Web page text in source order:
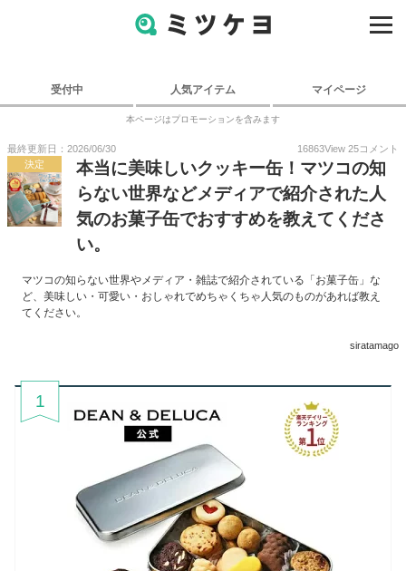
受付中 人気アイテム マイページ
本ページはプロモーションを含みます
最終更新日：2026/06/30 16863View 25コメント
決定
本当に美味しいクッキー缶！マツコの知
らない世界などメディアで紹介された人
気のお菓子缶でおすすめを教えてくださ
い。
マツコの知らない世界やメディア・雑誌で紹介されている「お菓子缶」な
ど、美味しい・可愛い・おしゃれでめちゃくちゃ人気のものがあれば教え
てください。
siratamago
1